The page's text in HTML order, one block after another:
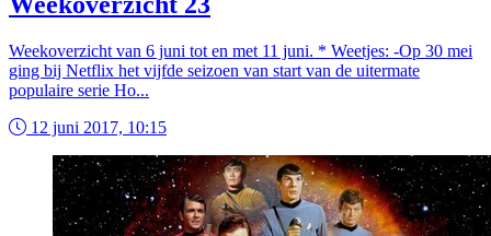
Weekoverzicht van 6 juni tot en met 11 juni. * Weetjes: -Op 30 mei
ging bij Netflix het vijfde seizoen van start van de uitermate
populaire serie Ho...
12 juni 2017, 10:15